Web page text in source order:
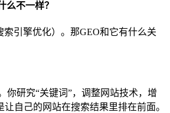
么不一样？
索引擎优化）。那GEO和它有什么关
你研究“关键词”，调整网站技术，增
自己的网站在搜索结果里排在前面。